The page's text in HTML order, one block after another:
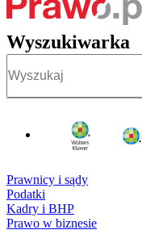
Wyszukiwarka
Prawnicy i sądy
Podatki
Kadry i BHP
Prawo w biznesie